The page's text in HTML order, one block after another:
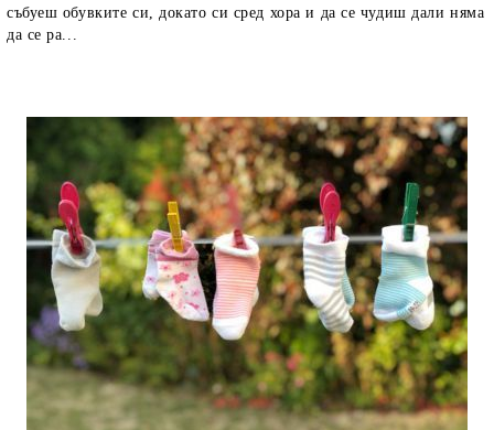
събуеш обувките си, докато си сред хора и да се чудиш дали няма
да се ра...